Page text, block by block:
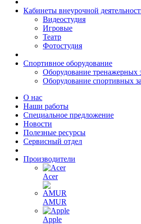
Кабинеты внеурочной
Видеостудия
Игровые
Театр
Фотостудия
Спортивное оборудование
Оборудование тренажерных
Оборудование спортивных
О нас
Наши работы
Специальное предложение
Новости
Полезные ресурсы
Сервисный отдел
Производители
Acer
AMUR
Apple